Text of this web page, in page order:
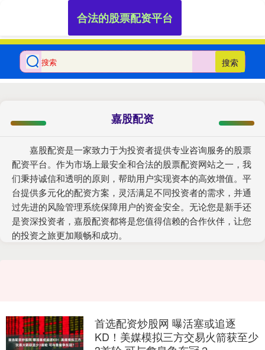
搜索
嘉股配资
嘉股配资是一家致力于为投资者提供专业咨询服务的股票
配资平台。作为市场上最安全和合法的股票配资网站之一，我
们秉持诚信和透明的原则，帮助用户实现资本的高效增值。平
台提供多元化的配资方案，灵活满足不同投资者的需求，并通
过先进的风险管理系统保障用户的资金安全。无论您是新手还
是资深投资者，嘉股配资都将是您值得信赖的合作伙伴，让您
的投资之旅更加顺畅和成功。
合法的股票配资平台
首选配资炒股网 曝活塞或追逐
KD！美媒模拟三方交易火箭获至少